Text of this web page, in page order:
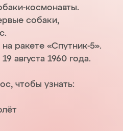
космонавты.
собаки,
ракете «Спутник-5».
августа 1960 года.
чтобы узнать: